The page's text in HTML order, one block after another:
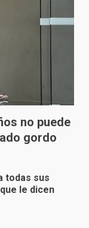
no puede
gordo
todas sus
le dicen